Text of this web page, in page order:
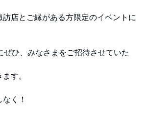
店とご縁がある方限定のイベントに
ぜひ、みなさまをご招待させていた
す。
く！